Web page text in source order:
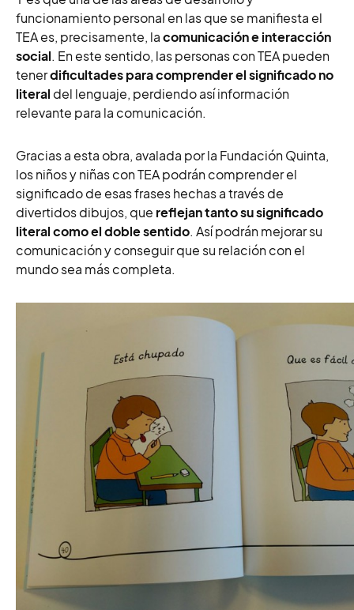
funcionamiento personal en las que se manifiesta el
TEA es, precisamente, lacomunicación e interacción
social. En este sentido, las personas con TEA pueden
tenerdificultades para comprender el significado no
literal del lenguaje, perdiendo así información
relevante para la comunicación.
Gracias a esta obra, avalada por la Fundación Quinta,
los niños y niñas con TEA podrán comprender el
significado de esas frases hechas a través de
divertidos dibujos, que reflejan tanto su significado
literal como el doble sentido. Así podrán mejorar su
comunicación y conseguir que su relación con el
mundo sea más completa.